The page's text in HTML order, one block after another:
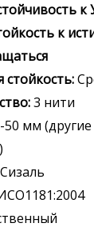
к
стойкость:
3 нити
50 мм
Сизаль